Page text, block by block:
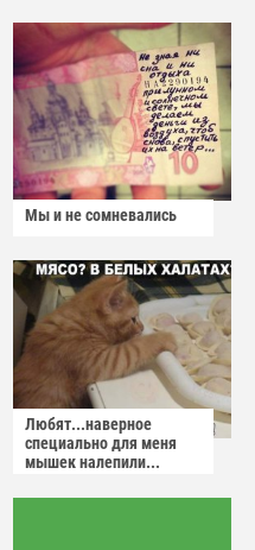
Мы и не сомневались
Любят...наверное
специально для меня
мышек налепили...